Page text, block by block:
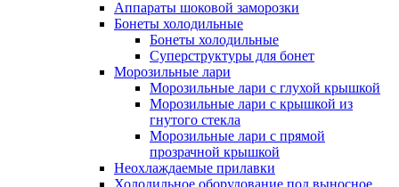
Аппараты шоковой заморозки
Бонеты холодильные
Бонеты холодильные
Суперструктуры для бонет
Морозильные лари
Морозильные лари с глухой крышкой
Морозильные лари с крышкой из
гнутого стекла
Морозильные лари с прямой
прозрачной крышкой
Неохлаждаемые прилавки
Холодильное оборудование под выносное